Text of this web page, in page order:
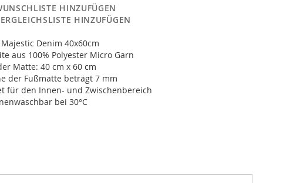
HINZUFÜGEN
HINZUFÜGEN
Denim 40x60cm
aus 100% Polyester Micro Garn
Matte: 40 cm x 60 cm
der Fußmatte beträgt 7 mm
für den Innen- und Zwischenbereich
bei 30°C